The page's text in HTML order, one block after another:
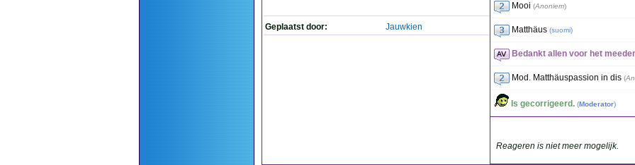
Geplaatst door: Jauwkien
Mooi (Anoniem)
Matthäus (suomi)
Bedankt allen voor het
Mod. Matthäuspassion in dis (
Is gecorrigeerd. (Moderator)
Reageren is niet meer mogelijk.